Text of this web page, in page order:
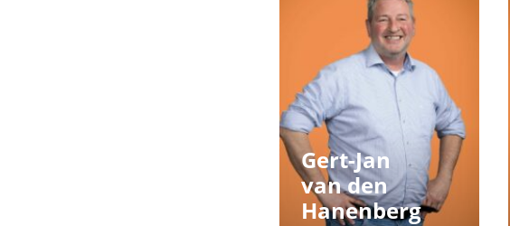
Gert-Jan
van den
Hanenberg